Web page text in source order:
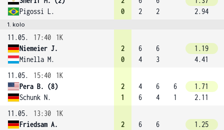
Pigossi L.
0
2
2
2.94
1. kolo
11.05. 17:40
1K
Niemeier J.
Minella M.
2
0
6
4
6
3
1.19
4.41
11.05.
15:40
1K
Pera B. (8)
Schunk N.
2
1
4
6
6
4
6
1
1.71
2.11
11.05.
13:30
1K
Friedsam A.
2
6
6
1.25